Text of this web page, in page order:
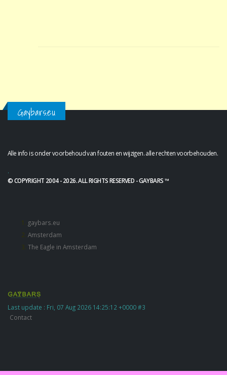
Gaybars.eu
Alle info is onder voorbehoud van fouten en wijzigen. alle rechten voorbehouden.
.
© COPYRIGHT 2004 - 2026. ALL RIGHTS RESERVED - GAYBARS ™
gaybars.eu
Amsterdam
The Eagle in Amsterdam
Last update : Fri, 07 Aug 2026 14:25:12 +0000 #3
Contact